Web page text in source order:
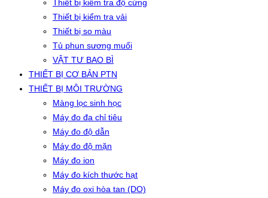
Thiết bị kiểm tra độ cứng
Thiết bị kiểm tra vải
Thiết bị so màu
Tủ phun sương muối
VẬT TƯ BAO BÌ
THIẾT BỊ CƠ BẢN PTN
THIẾT BỊ MÔI TRƯỜNG
Màng lọc sinh học
Máy đo đa chỉ tiêu
Máy đo độ dẫn
Máy đo độ mặn
Máy đo ion
Máy đo kích thước hạt
Máy đo oxi hòa tan (DO)